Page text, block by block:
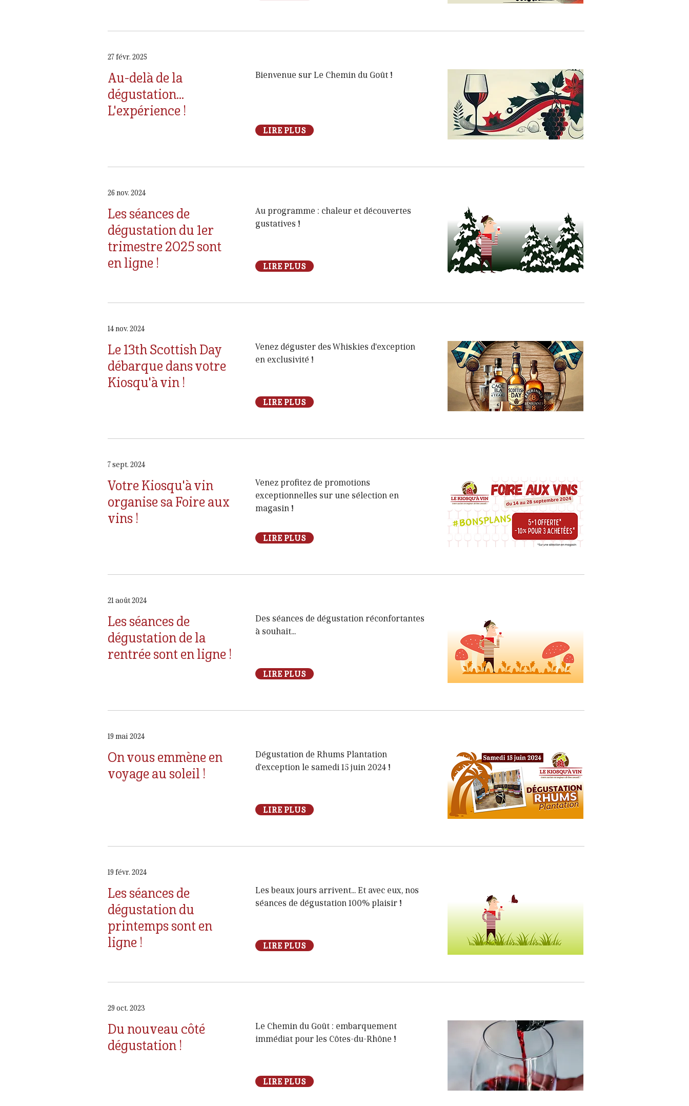
27 févr. 2025
Au-delà de la
dégustation...
L'expérience !
Bienvenue sur Le Chemin du Goût !
LIRE PLUS
26 nov. 2024
Les séances de
dégustation du 1er
trimestre 2025 sont
en ligne !
Au programme : chaleur et découvertes
gustatives !
LIRE PLUS
14 nov. 2024
Le 13th Scottish Day
débarque dans votre
Kiosqu'à vin !
Venez déguster des Whiskies d'exception
en exclusivité !
LIRE PLUS
7 sept. 2024
Votre Kiosqu'à vin
organise sa Foire aux
vins !
Venez profitez de promotions
exceptionnelles sur une sélection en
magasin !
LIRE PLUS
21 août 2024
Les séances de
dégustation de la
rentrée sont en ligne !
Des séances de dégustation réconfortantes
à souhait...
LIRE PLUS
19 mai 2024
On vous emmène en
voyage au soleil !
Dégustation de Rhums Plantation
d'exception le samedi 15 juin 2024 !
LIRE PLUS
19 févr. 2024
Les séances de
dégustation du
printemps sont en
ligne !
Les beaux jours arrivent... Et avec eux, nos
séances de dégustation 100% plaisir !
LIRE PLUS
29 oct. 2023
Du nouveau côté
dégustation !
Le Chemin du Goût : embarquement
immédiat pour les Côtes-du-Rhône !
LIRE PLUS